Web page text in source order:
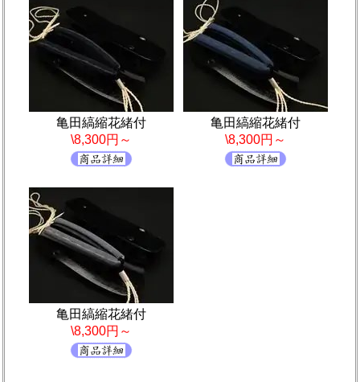
亀田縞縮花緒付
\8,300円～
亀田縞縮花緒付
\8,300円～
亀田縞縮花緒付
\8,300円～